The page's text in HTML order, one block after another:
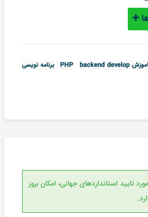
آموزش PHPbackend develop
برنامه نویسی
به دلیل تطابق با دانش به روز و مورد تایید استانداردهای جهانی، امکان بروز